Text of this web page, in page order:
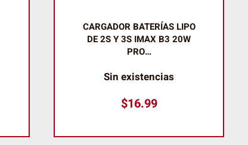
CARGADOR BATERÍAS LIPO
DE 2S Y 3S IMAX B3 20W
PRO…
Sin existencias
$16.99